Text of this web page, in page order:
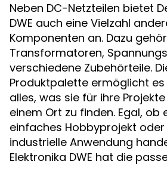
Neben DC-Netzteilen bietet
DWE auch eine Vielzahl
Komponenten an. Dazu
Transformatoren,
verschiedene Zubehörteile.
Produktpalette ermöglicht es
alles, was sie für ihre
einem Ort zu finden. Egal, ob
einfaches Hobbyprojekt
industrielle Anwendung
Elektronika DWE hat die